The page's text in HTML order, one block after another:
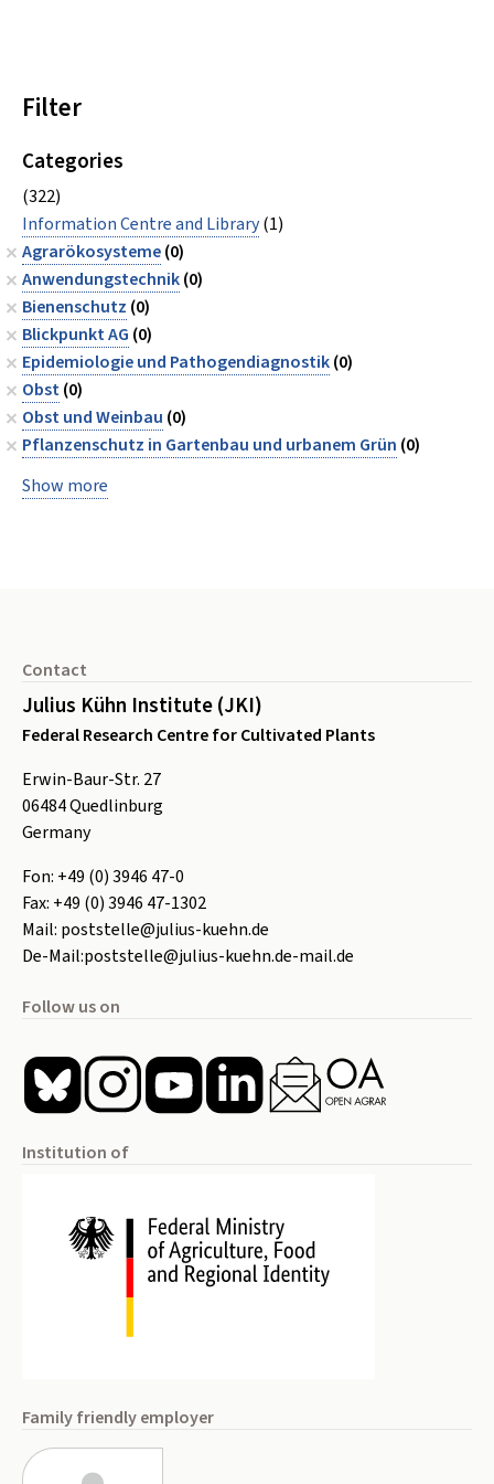
Filter
Categories
(322)
Information Centre and Library(1)
Agrarökosysteme(0)
Anwendungstechnik(0)
Bienenschutz (0)
Blickpunkt AG (0)
Epidemiologie und Pathogendiagnostik(0)
Obst(0)
Obst und Weinbau (0)
Pflanzenschutz in Gartenbau und urbanem Grün (0)
Show more
Contact
Julius Kühn Institute (JKI)
Federal Research Centre for Cultivated Plants
Erwin-Baur-Str. 27
06484Quedlinburg
Germany
Fon: +49 (0) 3946 47-0
Fax: +49 (0) 3946 47-1302
Mail: poststelle@julius-kuehn.de
De-Mail:poststelle@julius-kuehn.de-mail.de
Follow us on
Institution of
Family friendly employer